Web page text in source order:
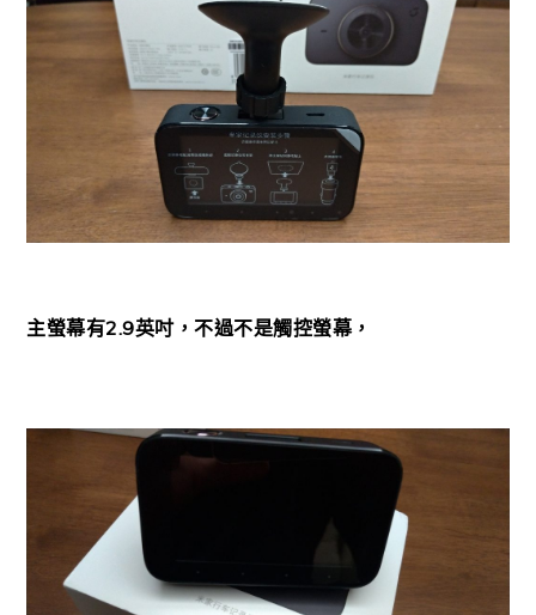
主螢幕有2.9英吋，不過不是觸控螢幕，